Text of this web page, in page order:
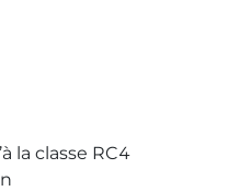
la classe RC4